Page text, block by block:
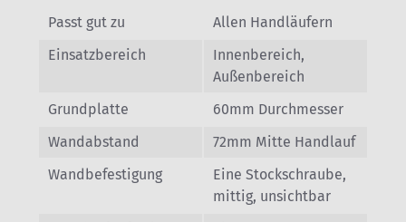
Passt gut zu
Allen Handläufern
Einsatzbereich
Innenbereich,
Außenbereich
Grundplatte
60mm Durchmesser
Wandabstand
72mm Mitte Handlauf
Wandbefestigung
Eine Stockschraube,
mittig, unsichtbar